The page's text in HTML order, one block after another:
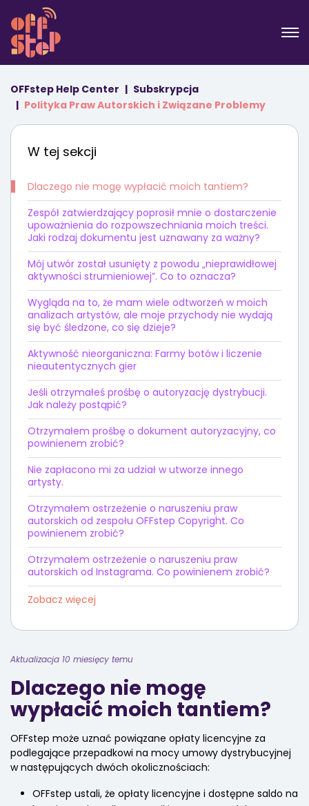
OFFstep Help Center
Subskrypcja
Polityka Praw Autorskich i Związane Problemy
W tej sekcji
Dlaczego nie mogę wypłacić moich tantiem?
Zespół zatwierdzający poprosił mnie o dostarczenie
upoważnienia do rozpowszechniania moich treści.
Jaki rodzaj dokumentu jest uznawany za ważny?
Mój utwór został usunięty z powodu „nieprawidłowej
aktywności strumieniowej”. Co to oznacza?
Wygląda na to, że mam wiele odtworzeń w moich
analizach artystów, ale moje przychody nie wydają
się być śledzone, co się dzieje?
Aktywność nieorganiczna: Farmy botów i liczenie
nieautentycznych gier
Jeśli otrzymałeś prośbę o autoryzację dystrybucji.
Jak należy postąpić?
Otrzymałem prośbę o dokument autoryzacyjny, co
powinienem zrobić?
Nie zapłacono mi za udział w utworze innego
artysty.
Otrzymałem ostrzeżenie o naruszeniu praw
autorskich od zespołu OFFstep Copyright. Co
powinienem zrobić?
Otrzymałem ostrzeżenie o naruszeniu praw
autorskich od Instagrama. Co powinienem zrobić?
Zobacz więcej
Aktualizacja 10 miesięcy temu
Dlaczego nie mogę
wypłacić moich tantiem?
OFFstep może uznać powiązane opłaty licencyjne za
podlegające przepadkowi na mocy umowy dystrybucyjnej
w następujących dwóch okolicznościach:
OFFstep ustali, że opłaty licencyjne i dostępne saldo na